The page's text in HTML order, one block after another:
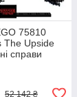
75810
The Upside
справи
52 142 ₴